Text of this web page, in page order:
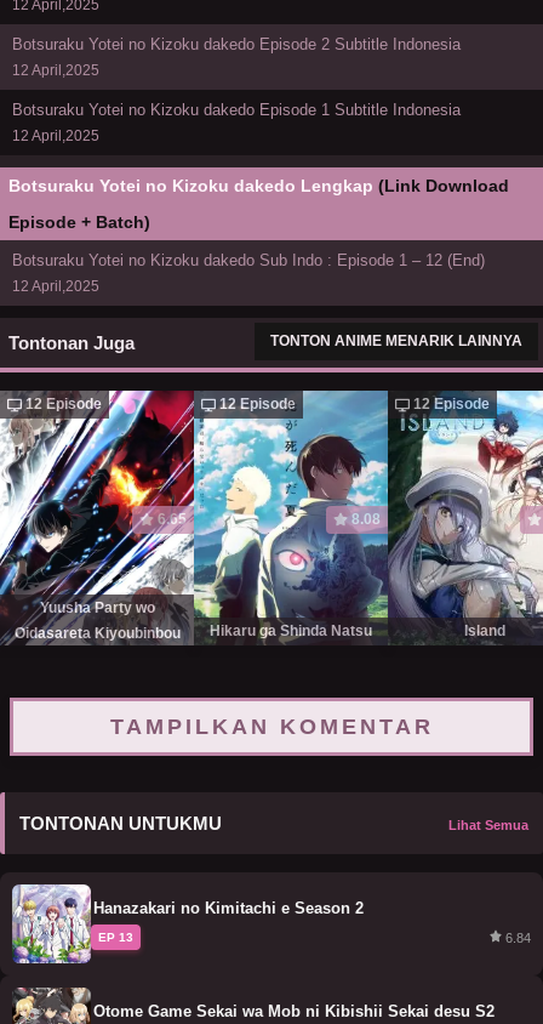
12 April,2025
Botsuraku Yotei no Kizoku dakedo Episode 2 Subtitle Indonesia
12 April,2025
Botsuraku Yotei no Kizoku dakedo Episode 1 Subtitle Indonesia
12 April,2025
Botsuraku Yotei no Kizoku dakedo Lengkap (Link Download
Episode + Batch)
Botsuraku Yotei no Kizoku dakedo Sub Indo : Episode 1 – 12 (End)
12 April,2025
Tontonan Juga TONTON ANIME MENARIK LAINNYA
12 Episode
6.65
Yuusha Party wo
Oidasareta Kiyoubinbou
12 Episode
8.08
Hikaru ga Shinda Natsu
12 Episode
Island
TAMPILKAN KOMENTAR
TONTONAN UNTUKMU Lihat Semua
Hanazakari no Kimitachi e Season 2
EP 13 6.84
Otome Game Sekai wa Mob ni Kibishii Sekai desu S2